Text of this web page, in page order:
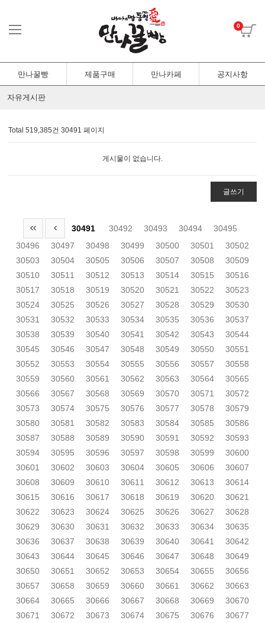
0
만나꿀빵 제품구매 만나카페 공지사항
자유게시판
Total 519,385건 30491 페이지
게시물이 없습니다.
글쓰기
30491 30492 30493 30494
30495
30496
30497 30498 30499 30500 30501
30502
30503
30504 30505 30506 30507 30508
30509
30510
30511 30512 30513 30514 30515
30516
30517
30518 30519 30520 30521 30522
30523
30524
30525 30526 30527 30528 30529
30530
30531
30532 30533 30534 30535 30536
30537
30538
30539 30540 30541 30542 30543
30544
30545
30546 30547 30548 30549 30550
30551
30552
30553 30554 30555 30556 30557
30558
30559
30560 30561 30562 30563 30564
30565
30566
30567 30568 30569 30570 30571
30572
30573
30574 30575 30576 30577 30578
30579
30580
30581 30582 30583 30584 30585
30586
30587
30588 30589 30590 30591 30592
30593
30594
30595 30596 30597 30598 30599
30600
30601
30602 30603 30604 30605 30606
30607
30608
30609 30610 30611 30612 30613
30614
30615
30616 30617 30618 30619 30620
30621
30622
30623 30624 30625 30626 30627
30628
30629
30630 30631 30632 30633 30634
30635
30636
30637 30638 30639 30640 30641
30642
30643
30644 30645 30646 30647 30648
30649
30650
30651 30652 30653 30654 30655
30656
30657
30658 30659 30660 30661 30662
30663
30664
30665 30666 30667 30668 30669
30670
30671
30672 30673 30674 30675 30676
30677